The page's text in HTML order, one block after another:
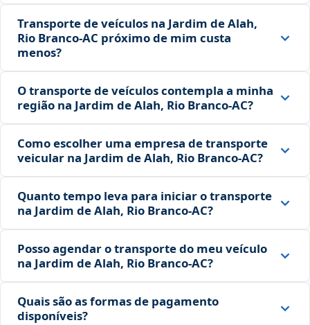
Transporte de veículos na Jardim de Alah,
Rio Branco‑AC próximo de mim custa
menos?
O transporte de veículos contempla a minha
região na Jardim de Alah, Rio Branco‑AC?
Como escolher uma empresa de transporte
veicular na Jardim de Alah, Rio Branco‑AC?
Quanto tempo leva para iniciar o transporte
na Jardim de Alah, Rio Branco‑AC?
Posso agendar o transporte do meu veículo
na Jardim de Alah, Rio Branco‑AC?
Quais são as formas de pagamento
disponíveis?